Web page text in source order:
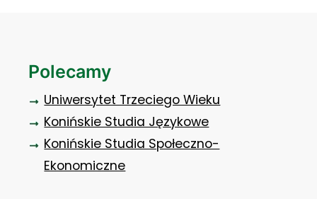
Polecamy
Uniwersytet Trzeciego Wieku
Konińskie Studia Językowe
Konińskie Studia Społeczno-
Ekonomiczne